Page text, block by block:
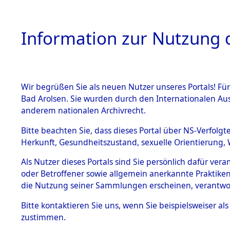
HOME
BESTÄNDE
Inhaftierungsdoku
mente
1.2.9 Beim ITS
verwahrte
1.2.9.1
Effekten aus
0007
Information zur Nutzung
Wir begrüßen Sie als neuen Nutzer unseres Portals!
Bad Arolsen. Sie wurden durch den Internationalen
anderem nationalen Archivrecht.
Bitte beachten Sie, dass dieses Portal über NS-
Herkunft, Gesundheitszustand, sexuelle
Als Nutzer dieses Portals sind Sie persönlich dafür
oder Betroffener sowie allgemein anerkannte
die Nutzung seiner Sammlungen erscheinen,
Bitte kontaktieren Sie uns, wenn Sie beispielsweiser
zustimmen.